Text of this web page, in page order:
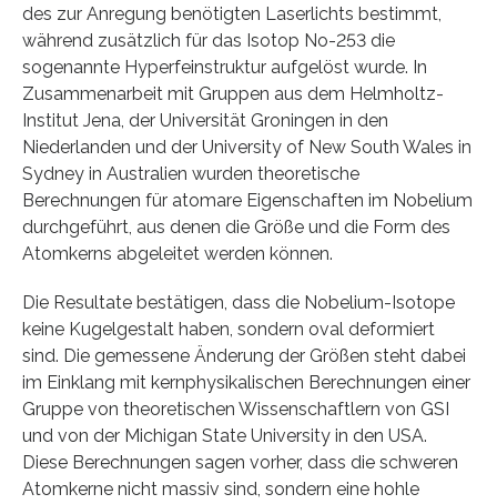
des zur Anregung benötigten Laserlichts bestimmt,
während zusätzlich für das Isotop No-253 die
sogenannte Hyperfeinstruktur aufgelöst wurde. In
Zusammenarbeit mit Gruppen aus dem Helmholtz-
Institut Jena, der Universität Groningen in den
Niederlanden und der University of New South Wales in
Sydney in Australien wurden theoretische
Berechnungen für atomare Eigenschaften im Nobelium
durchgeführt, aus denen die Größe und die Form des
Atomkerns abgeleitet werden können.
Die Resultate bestätigen, dass die Nobelium-Isotope
keine Kugelgestalt haben, sondern oval deformiert
sind. Die gemessene Änderung der Größen steht dabei
im Einklang mit kernphysikalischen Berechnungen einer
Gruppe von theoretischen Wissenschaftlern von GSI
und von der Michigan State University in den USA.
Diese Berechnungen sagen vorher, dass die schweren
Atomkerne nicht massiv sind, sondern eine hohle